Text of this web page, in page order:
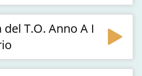
T.O. Anno A I